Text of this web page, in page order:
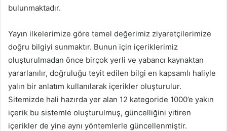
bulunmaktadır.
Yayın ilkelerimize göre temel değerimiz ziyaretçilerimize
doğru bilgiyi sunmaktır. Bunun için içeriklerimiz
oluşturulmadan önce birçok yerli ve yabancı kaynaktan
yararlanılır, doğruluğu teyit edilen bilgi en kapsamlı haliyle
yalın bir anlatım kullanılarak içerikler oluşturulur.
Sitemizde hali hazırda yer alan 12 kategoride 1000’e yakın
içerik bu sistemle oluşturulmuş, güncelliğini yitiren
içerikler de yine aynı yöntemlerle güncellenmiştir.